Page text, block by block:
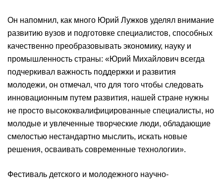
Он напомнил, как много Юрий Лужков уделял внимание
развитию вузов и подготовке специалистов, способных
качественно преобразовывать экономику, науку и
промышленность страны: «Юрий Михайлович всегда
подчеркивал важность поддержки и развития
молодежи, он отмечал, что для того чтобы следовать
инновационным путем развития, нашей стране нужны
не просто высококвалифицированные специалисты, но
молодые и увлеченные творческие люди, обладающие
смелостью нестандартно мыслить, искать новые
решения, осваивать современные технологии».
Фестиваль детского и молодежного научно-